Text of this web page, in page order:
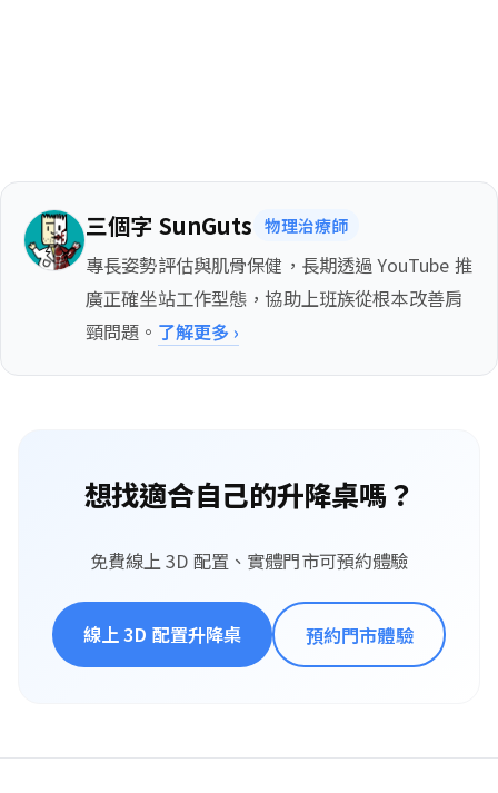
三個字 SunGuts 物理治療師
專長姿勢評估與肌骨保健，長期透過 YouTube 推
廣正確坐站工作型態，協助上班族從根本改善肩
頸問題。 了解更多 ›
想找適合自己的升降桌嗎？
免費線上 3D 配置、實體門市可預約體驗
線上 3D 配置升降桌 預約門市體驗